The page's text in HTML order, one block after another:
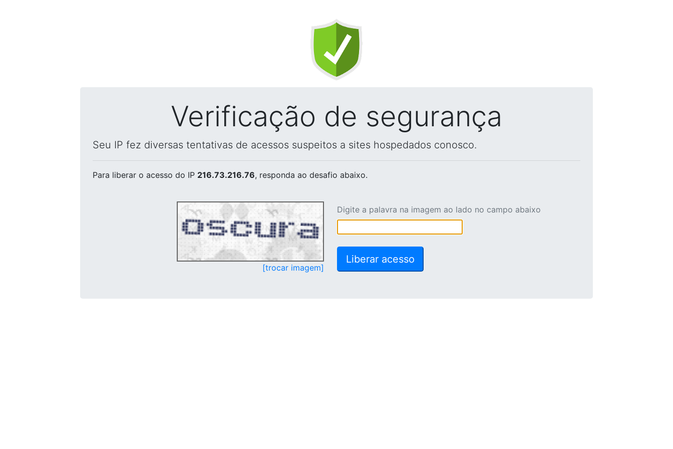
Verificação de segurança
Seu IP fez diversas tentativas de acessos suspeitos a sites hospedados conosco.
Para liberar o acesso do IP 216.73.216.76, responda ao desafio abaixo.
[trocar imagem]
Digite a palavra na imagem ao lado no campo abaixo